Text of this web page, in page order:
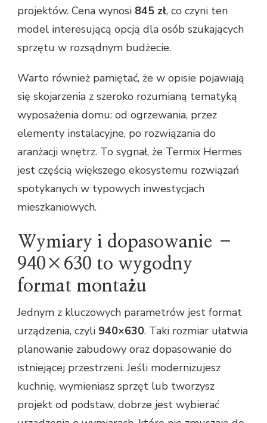
projektów. Cena wynosi 845 zł, co czyni ten
model interesującą opcją dla osób szukających
sprzętu w rozsądnym budżecie.
Warto również pamiętać, że w opisie pojawiają
się skojarzenia z szeroko rozumianą tematyką
wyposażenia domu: od ogrzewania, przez
elementy instalacyjne, po rozwiązania do
aranżacji wnętrz. To sygnał, że Termix Hermes
jest częścią większego ekosystemu rozwiązań
spotykanych w typowych inwestycjach
mieszkaniowych.
Wymiary i dopasowanie –
940×630 to wygodny
format montażu
Jednym z kluczowych parametrów jest format
urządzenia, czyli 940×630. Taki rozmiar ułatwia
planowanie zabudowy oraz dopasowanie do
istniejącej przestrzeni. Jeśli modernizujesz
kuchnię, wymieniasz sprzęt lub tworzysz
projekt od podstaw, dobrze jest wybierać